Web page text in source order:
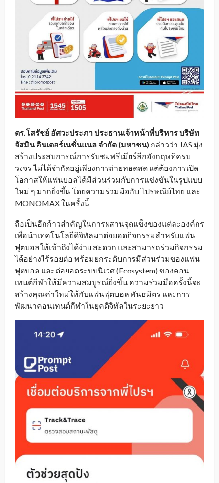
ดร.โสรัชย์ อัศวะประภา ประธานเจ้าหน้าที่บริหารบริษัท
จัสมิน อินเตอร์เนชั่นแนล จำกัด (มหาชน) กล่าวว่า JAS มุ่ง
สร้างประสบการณ์การรับชมพรีเมียร์ลีกอังกฤษที่ครบ
วงจร ไม่ได้จำกัดอยู่เพียงการถ่ายทอดสด แต่ต้องการเปิด
โอกาสให้แฟนบอลได้มีส่วนร่วมกับการแข่งขันในรูปแบบ
ใหม่ ๆ มากยิ่งขึ้น โดยความร่วมมือกับ ไปรษณีย์ไทย และ
MONOMAX ในครั้งนี้
ถือเป็นอีกก้าวสำคัญในการผสานจุดแข็งของแต่ละองค์กร
เพื่อนำเทคโนโลยีดิจิทัลมาต่อยอดกิจกรรมสำหรับแฟน
ฟุตบอลให้เข้าถึงได้ง่าย สะดวก และสามารถร่วมกิจกรรม
ได้อย่างไร้รอยต่อ พร้อมยกระดับการมีส่วนร่วมของแฟน
ฟุตบอล และต่อยอดระบบนิเวศ (Ecosystem) ของคอน
เทนต์กีฬาให้มีความสมบูรณ์ยิ่งขึ้น ความร่วมมือครั้งนี้จะ
สร้างคุณค่าใหม่ให้กับแฟนฟุตบอล พันธมิตร และการ
พัฒนาคอนเทนต์กีฬาในยุคดิจิทัลในระยะยาว